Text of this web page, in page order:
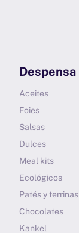
Despensa
Aceites
Foies
Salsas
Dulces
Meal kits
Ecológicos
Patés y terrinas
Chocolates
Kankel